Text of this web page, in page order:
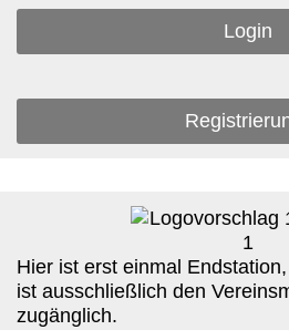
Login
Hier ist erst einmal
ist ausschließlich den
zugänglich.